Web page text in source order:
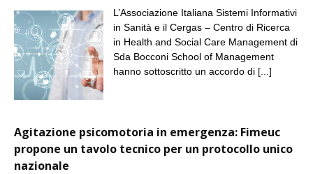
L’Associazione Italiana Sistemi Informativi
in Sanità e il Cergas – Centro di Ricerca
in Health and Social Care Management di
Sda Bocconi School of Management
hanno sottoscritto un accordo di [...]
Agitazione psicomotoria in emergenza: Fimeuc
propone un tavolo tecnico per un protocollo unico
nazionale